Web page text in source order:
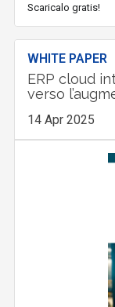
Scaricalo gratis!
WHITE PAPER
ERP cloud
verso
14 Apr 2025